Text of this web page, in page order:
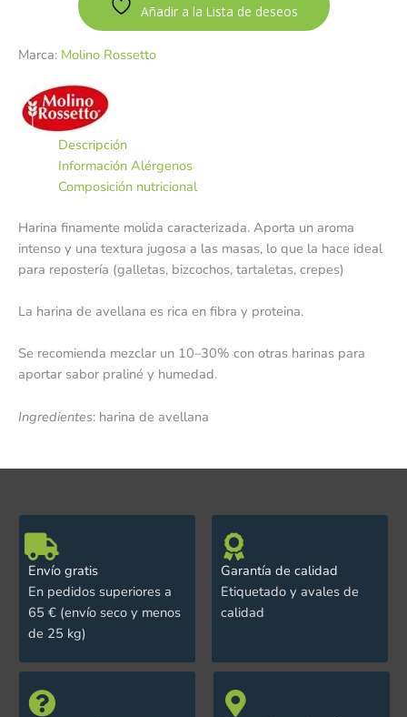
Añadir a la Lista de deseos
Marca: Molino Rossetto
Descripción
Información Alérgenos
Composición nutricional
Harina finamente molida caracterizada. Aporta un aroma
intenso y una textura jugosa a las masas, lo que la hace ideal
para repostería (galletas, bizcochos, tartaletas, crepes)
La harina de avellana es rica en fibra y proteina.
Se recomienda mezclar un 10–30% con otras harinas para
aportar sabor praliné y humedad.
Ingredientes: harina de avellana
Envío gratis
En pedidos superiores a
65 € (envío seco y menos
de 25 kg)
Garantía de calidad
Etiquetado y avales de
calidad